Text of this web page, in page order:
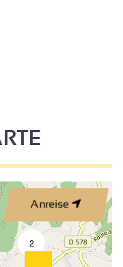
Anreise
2